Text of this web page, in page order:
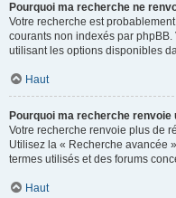
Pourquoi ma recherche ne
Votre recherche est
courants non indexés par
utilisant les options disponibles
Haut
Pourquoi ma recherche renvoie
Votre recherche renvoie plus de
Utilisez la « Recherche avancée
termes utilisés et des forums
Haut